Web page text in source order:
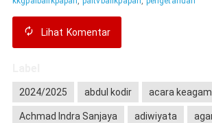
Lihat Komentar
2024/2025 abdul kodir acara
Achmad Indra Sanjaya adiwiyata